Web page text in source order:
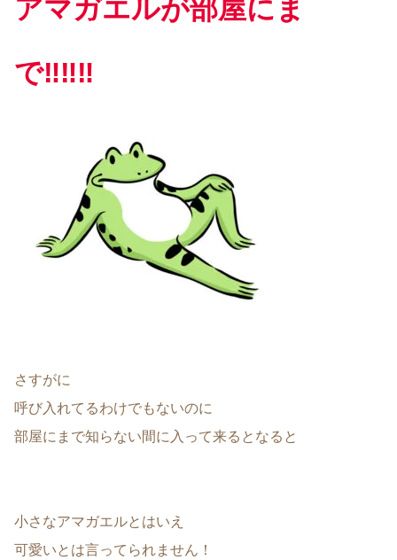
アマガエルが部屋にま
で‼‼‼
さすがに
呼び入れてるわけでもないのに
部屋にまで知らない間に入って来るとなると
小さなアマガエルとはいえ
可愛いとは言ってられません！